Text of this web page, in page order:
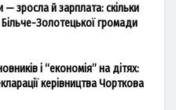
— зросла й зарплата: скільки
Золотецької громади
і “економія” на дітях:
керівництва Чорткова